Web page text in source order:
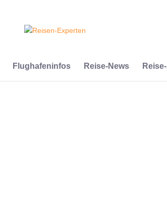
Flughafeninfos Reise-News